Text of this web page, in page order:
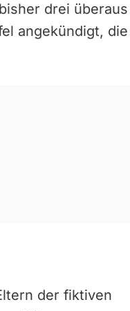
drei überaus
angekündigt, die
der fiktiven